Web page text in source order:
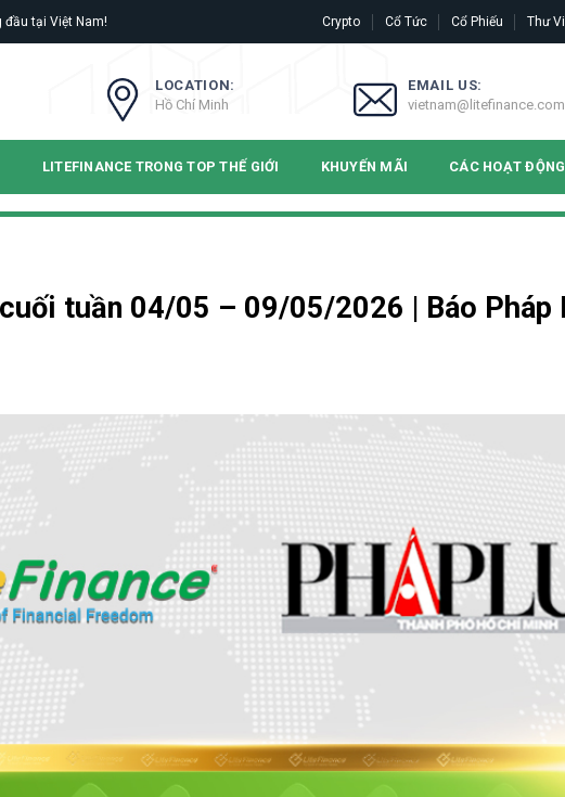
đầu tại Việt Nam! Crypto Cổ Tức Cổ Phiếu Thư
LOCATION:
Hồ Chí Minh
EMAIL US:
vietnam@litefinance.com
LITEFINANCE TRONG TOP THẾ GIỚI KHUYẾN MÃI CÁC HOẠT ĐỘNG
tuần 04/05 – 09/05/2026 | Báo Pháp